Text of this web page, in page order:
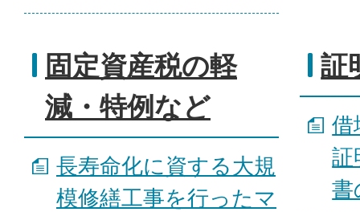
固定資産税の軽
減・特例など
長寿命化に資する大規
模修繕工事を行ったマ
証
借
証
書